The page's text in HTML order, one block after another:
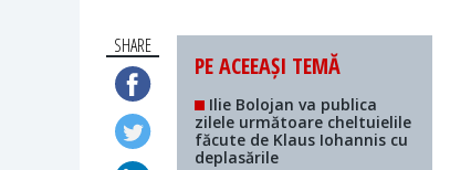
SHARE
PE ACEEAȘI TEMĂ
Ilie Bolojan va publica
zilele următoare cheltuielile
făcute de Klaus Iohannis cu
deplasările